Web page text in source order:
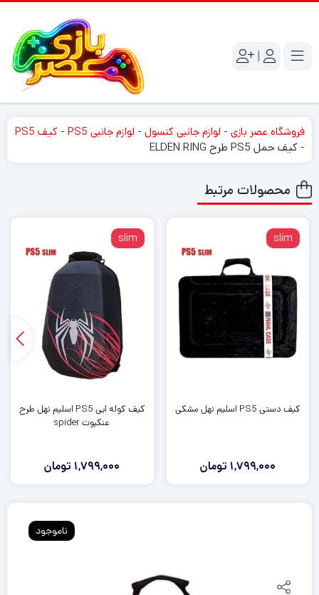
|
فروشگاه عصر بازی - لوازم جانبی کنسول - لوازم جانبی PS5 - کیف PS5
- کیف حمل PS5 طرح ELDEN RING
محصولات مرتبط
slim
کیف دستی PS5 اسلیم نهل مشکی
1,799,000 تومان
slim
کیف کوله ایی PS5 اسلیم نهل طرح
عنکبوت spider
1,799,000 تومان
ناموجود